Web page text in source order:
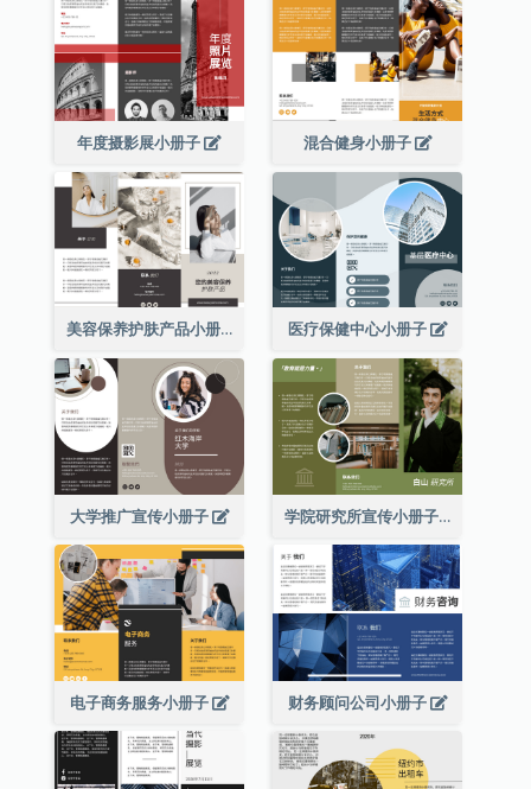
年度摄影展小册子 混合健身小册子
美容保养护肤产品小册子 医疗保健中心小册子
大学推广宣传小册子 学院研究所宣传小册子
电子商务服务小册子 财务顾问公司小册子